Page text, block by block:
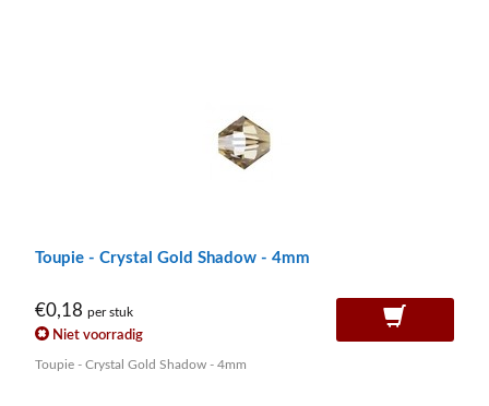
Toupie - Crystal Gold Shadow - 4mm
€0,18 per stuk
Niet voorradig
Toupie - Crystal Gold Shadow - 4mm